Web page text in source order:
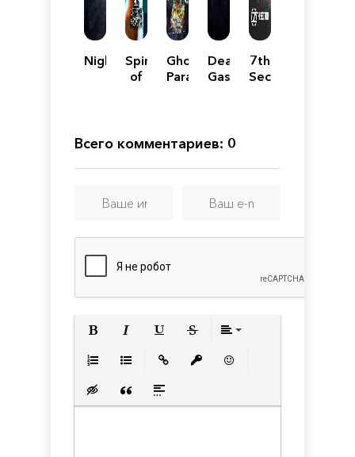
Nightwalker
Spirit
of
Enhanced
Ghost
Parade
Death
Gasp
7th
Sector
Всего комментариев: 0
Вставка скрытого текста
Вставка цитаты
Вставка спойлера